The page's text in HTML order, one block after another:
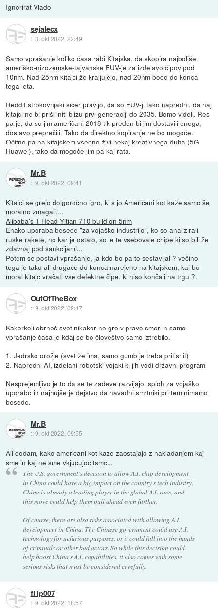
Ignorirat Vlado
sejalecx
::8. okt 2022, 22:49
Samo vprašanje koliko časa rabi Kitajska, da skopira najboljše
ameriško-nizozemske-tajvanske EUV-je za izdelavo čipov pod
10nm. Nad 25nm kitajci že kraljujejo, nad 20nm bodo do konca
tega leta.
Reddit strokovnjaki sicer pravijo, da so EUV-ji tako napredni, da naj
kitajci ne bi prišli niti blizu prvi generaciji do 2035. Bomo videli. Res
pa je, da so jim američani 2018 tik preden bi jim dostavili enega,
dostavo preprečili. Tako da direktno kopiranje ne bo mogoče.
Očitno pa na kitajskem vseeno živi nekaj kreativnega duha (5G
Huawei), tako da mogoče jim pa kaj rata.
Mr.B
::9. okt 2022, 09:41
Kitajci se grejo dolgoročno igro, ki s jo Američani kot kaže samo še
moralno zmagali....
Alibaba's T-Head Yitian 710 build on 5nm
Enako uporaba besede "za vojaško industrijo", ko so analizirali
ruske rakete, no kar je ostalo, so le te vsebovale chipe ki so bili že
zdavnaj pod sankcijami...
Potem se postavi vprašanje, ja kdo bo pa to sestavljal ? večino
tega je tako ali drugače do konca narejeno na kitajskem, kaj bo
moral kitajc vračati vse defektne čipe, ki niso končali na trgu ?.
OutOfTheBox
::9. okt 2022, 09:47
Kakorkoli obrneš svet nikakor ne gre v pravo smer in samo
vprašanje časa je kdaj se bo človeštvo samo iztrebilo.
1. Jedrsko orožje (svet že ima, samo gumb je treba pritisnit)
2. Napredni AI, izdelani robotski vojaki ki jih vodi državni program
Nesprejemljivo je to da se te zadeve razvijajo, sploh za vojaško
uporabo in najhujše je dejstvo da navadni smrtniki pri tem nimamo
besede.
Mr.B
::9. okt 2022, 09:55
Ali dodam, kako americani kot kaze zaostajajo z nakladanjem kaj
sme in kaj ne sme vkjucujoc tsmc...
The U.S. government's decision to allow A.I. chip development
in China could have a big impact on the country's tech industry.
China is already a leading player in the global A.I. race, and
this move could help them pull ahead even further.
Of course, there are also risks associated with allowing A.I.
development in China. The Chinese government could use A.I.
technology for nefarious purposes, or it could fall into the hands
of criminals or other bad actors. So while this decision could
help boost China's A.I. capabilities, it also comes with some
serious risks that must be considered carefully.
filip007
::9. okt 2022, 10:57